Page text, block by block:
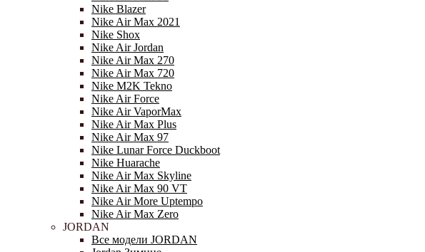
Nike Blazer
Nike Air Max 2021
Nike Shox
Nike Air Jordan
Nike Air Max 270
Nike Air Max 720
Nike M2K Tekno
Nike Air Force
Nike Air VaporMax
Nike Air Max Plus
Nike Air Max 97
Nike Lunar Force Duckboot
Nike Huarache
Nike Air Max Skyline
Nike Air Max 90 VT
Nike Air More Uptempo
Nike Air Max Zero
JORDAN
Все модели JORDAN